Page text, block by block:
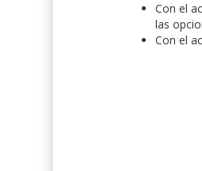
Con el
las
Con el